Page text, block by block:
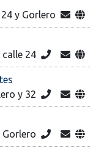
y Gorlero
calle 24
y 32
Gorlero